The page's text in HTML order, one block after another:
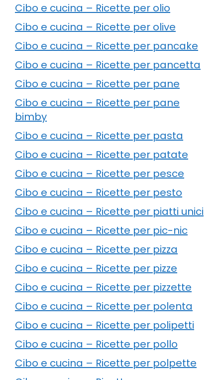
Cibo e cucina – Ricette per olio
Cibo e cucina – Ricette per olive
Cibo e cucina – Ricette per pancake
Cibo e cucina – Ricette per pancetta
Cibo e cucina – Ricette per pane
Cibo e cucina – Ricette per pane
bimby
Cibo e cucina – Ricette per pasta
Cibo e cucina – Ricette per patate
Cibo e cucina – Ricette per pesce
Cibo e cucina – Ricette per pesto
Cibo e cucina – Ricette per piatti unici
Cibo e cucina – Ricette per pic-nic
Cibo e cucina – Ricette per pizza
Cibo e cucina – Ricette per pizze
Cibo e cucina – Ricette per pizzette
Cibo e cucina – Ricette per polenta
Cibo e cucina – Ricette per polipetti
Cibo e cucina – Ricette per pollo
Cibo e cucina – Ricette per polpette